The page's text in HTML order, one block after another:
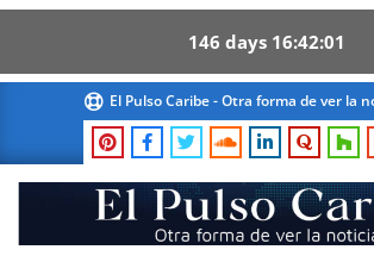
146 days 16 42 00
content
El Pulso Caribe - Otra forma de ver la